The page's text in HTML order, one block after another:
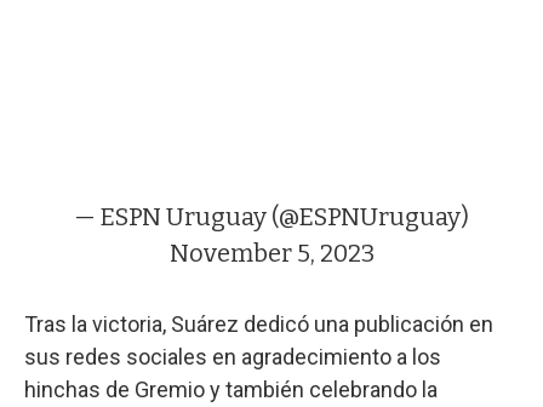
— ESPN Uruguay (@ESPNUruguay)
November 5, 2023
Tras la victoria, Suárez dedicó una publicación en
sus redes sociales en agradecimiento a los
hinchas de Gremio y también celebrando la